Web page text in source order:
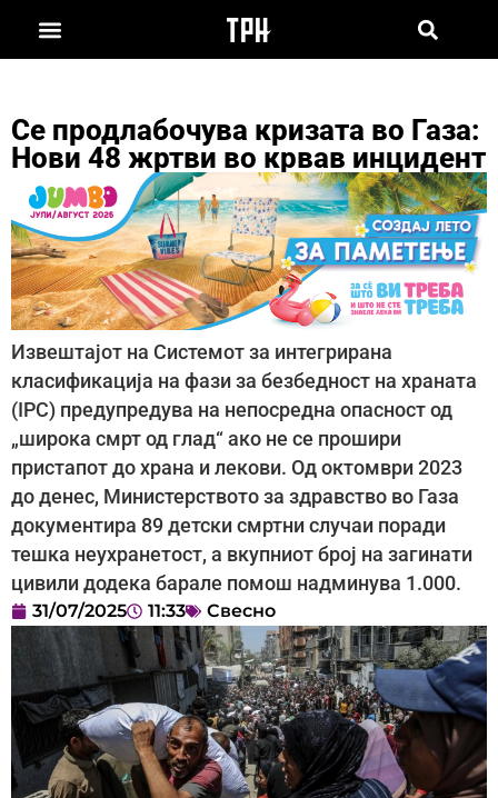
Се продлабочува кризата во Газа:
Нови 48 жртви во крвав инцидент
Извештајот на Системот за интегрирана
класификација на фази за безбедност на храната
(IPC) предупредува на непосредна опасност од
„широка смрт од глад“ ако не се прошири
пристапот до храна и лекови. Од октомври 2023
до денес, Министерството за здравство во Газа
документира 89 детски смртни случаи поради
тешка неухранетост, а вкупниот број на загинати
цивили додека барале помош надминува 1.000.
31/07/2025 11:33 Свесно